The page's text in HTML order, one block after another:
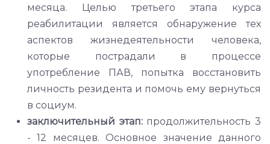
месяца. Целью третьего этапа курса
реабилитации является обнаружение тех
аспектов жизнедеятельности человека,
которые пострадали в процессе
употребление ПАВ, попытка восстановить
личность резидента и помочь ему вернуться
в социум.
заключительный этап:продолжительность 3
- 12 месяцев. Основное значение данного